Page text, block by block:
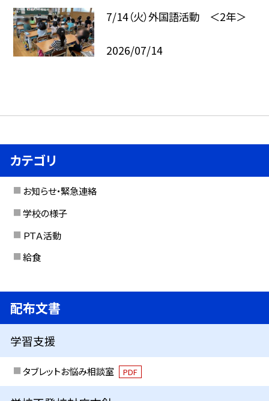
7/14（火）外国語活動 ＜2年＞
2026/07/14
カテゴリ
お知らせ・緊急連絡
学校の様子
ＰＴＡ活動
給食
配布文書
学習支援
タブレットお悩み相談室 PDF